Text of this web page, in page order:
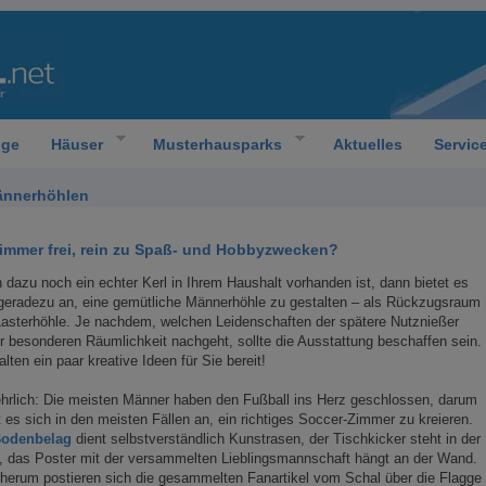
Häuser Musterhausparks Aktuelles
frei, rein zu Spaß- und Hobbyzwecken?
dazu noch ein echter Kerl in Ihrem Haushalt vorhanden ist, dann bietet es
an, eine gemütliche Männerhöhle zu gestalten – als Rückzugsraum
Je nachdem, welchen Leidenschaften der spätere Nutznießer
besonderen Räumlichkeit nachgeht, sollte die Ausstattung beschaffen sein.
ein paar kreative Ideen für Sie bereit!
Die meisten Männer haben den Fußball ins Herz geschlossen, darum
es sich in den meisten Fällen an, ein richtiges Soccer-Zimmer zu kreieren.
dient selbstverständlich Kunstrasen, der Tischkicker steht in der
das Poster mit der versammelten Lieblingsmannschaft hängt an der Wand.
postieren sich die gesammelten Fanartikel vom Schal über die Flagge